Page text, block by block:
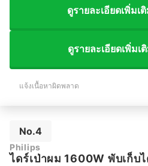
ดูรายละเอียดเพิ่มเ
ดูรายละเอียดเพิ่มเ
แจ้งเนื้อหาผิดพลาด
No.4
Philips
ไดร์เป่าผม 1600W พับเก็บ